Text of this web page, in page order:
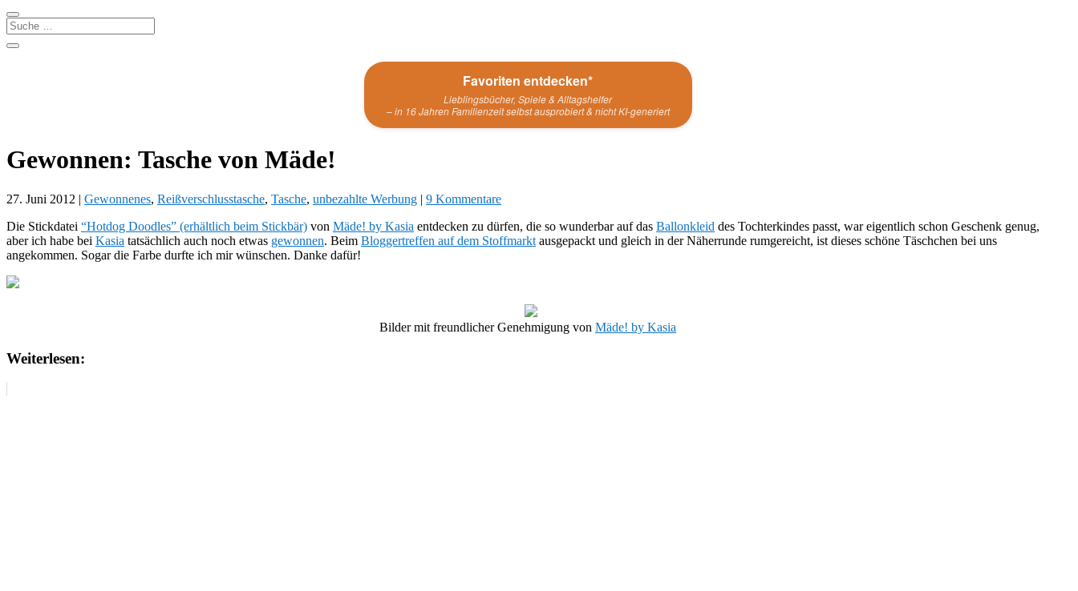
Favoriten entdecken*
Lieblingsbücher, Spiele & Alltagshelfer
– in 16 Jahren Familienzeit selbst ausprobiert & nicht KI-generiert
Gewonnen: Tasche von Mäde!
27. Juni 2012 | Gewonnenes, Reißverschlusstasche, Tasche, unbezahlte Werbung | 9 Kommentare
Die Stickdatei “Hotdog Doodles” (erhältlich beim Stickbär) von Mäde! by Kasia entdecken zu dürfen, die so wunderbar auf das Ballonkleid des Tochterkindes passt, war eigentlich schon Geschenk genug,
aber ich habe bei Kasia tatsächlich auch noch etwas gewonnen. Beim Bloggertreffen auf dem Stoffmarkt ausgepackt und gleich in der Näherrunde rumgereicht, ist dieses schöne Täschchen bei uns
angekommen. Sogar die Farbe durfte ich mir wünschen. Danke dafür!
Bilder mit freundlicher Genehmigung von Mäde! by Kasia
Weiterlesen: